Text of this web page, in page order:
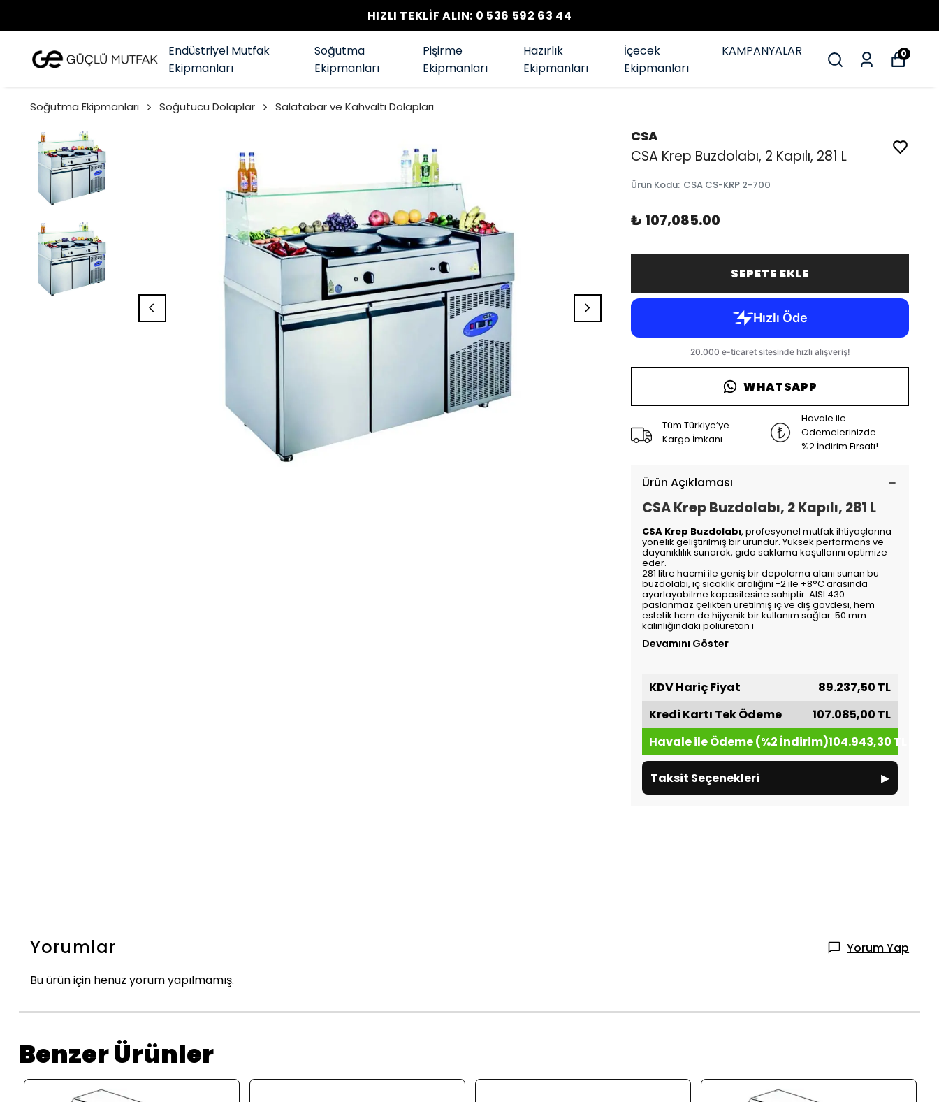
HIZLI TEKLİF ALIN: 0 536 592 63 44
Endüstriyel Mutfak
Ekipmanları
Soğutma
Ekipmanları
Pişirme
Ekipmanları
Hazırlık
Ekipmanları
İçecek
Ekipmanları
KAMPANYALAR 0
Soğutma Ekipmanları Soğutucu Dolaplar Salatabar ve Kahvaltı Dolapları
CSA
CSA Krep Buzdolabı, 2 Kapılı, 281 L
Ürün Kodu: CSA CS-KRP 2-700
₺ 107,085.00
SEPETE EKLE
WHATSAPP
Tüm Türkiye’ye
Kargo İmkanı
Havale ile
Ödemelerinizde
%2 İndirim Fırsatı!
Ürün Açıklaması
CSA Krep Buzdolabı, 2 Kapılı, 281 L
CSA Krep Buzdolabı, profesyonel mutfak ihtiyaçlarına
yönelik geliştirilmiş bir üründür. Yüksek performans ve
dayanıklılık sunarak, gıda saklama koşullarını optimize
eder.
281 litre hacmi ile geniş bir depolama alanı sunan bu
buzdolabı, iç sıcaklık aralığını -2 ile +8°C arasında
ayarlayabilme kapasitesine sahiptir. AISI 430
paslanmaz çelikten üretilmiş iç ve dış gövdesi, hem
estetik hem de hijyenik bir kullanım sağlar. 50 mm
kalınlığındaki poliüretan i
Devamını Göster
KDV Hariç Fiyat
89.237,50 TL
Kredi Kartı Tek Ödeme
107.085,00 TL
Havale ile Ödeme (%2 İndirim)104.943,30 TL
Taksit Seçenekleri ▸
Yorumlar Yorum Yap
Bu ürün için henüz yorum yapılmamış.
Benzer Ürünler